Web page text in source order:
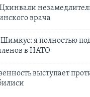
врача
я полностью
в НАТО
выступает